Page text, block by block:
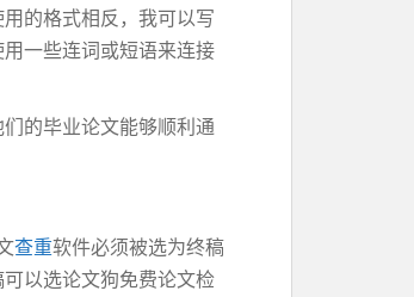
的格式相反，我可以写
一些连词或短语来连接
的毕业论文能够顺利通
查重软件必须被选为终稿
以选论文狗免费论文检